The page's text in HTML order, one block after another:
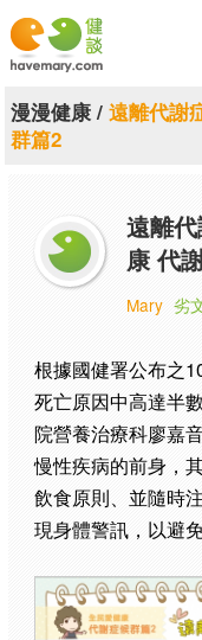
漫漫健康
關於健談
聯絡我們
漫漫健康/ 遠離代謝
群篇2
遠離
康 代
Mary 劣
根據國健署公布之
死亡原因中高達半
院營養治療科廖嘉
慢性疾病的前身，
飲食原則、並隨時
現身體警訊，以避